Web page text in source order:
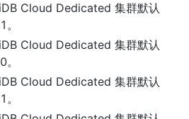
Cloud Dedicated 集群默认
Cloud Dedicated 集群默认
Cloud Dedicated 集群默认